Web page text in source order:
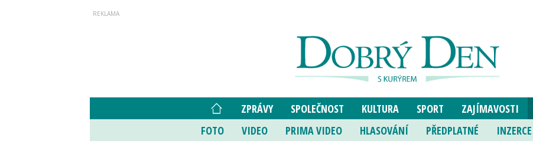
ZPRÁVY SPOLEČNOST KULTURA SPORT ZAJÍMAVOSTI
FOTO
VIDEO PRIMA VIDEO HLASOVÁNÍ PŘEDPLATNÉ INZERCE